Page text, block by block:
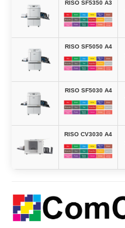
RISO SF5350 A3
RISO SF5050 A4
RISO SF5030 A4
RISO CV3030 A4